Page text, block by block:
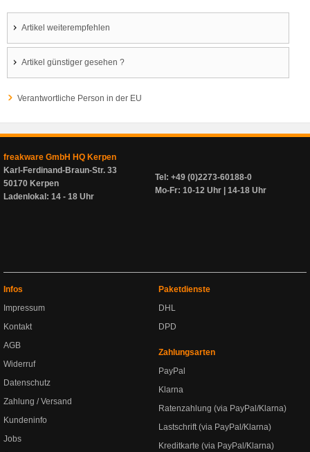
Artikel weiterempfehlen
Artikel günstiger gesehen ?
Verantwortliche Person in der EU
freakware GmbH HQ Kerpen
Karl-Ferdinand-Braun-Str. 33
50170 Kerpen
Ladenlokal: 14 - 18 Uhr
Tel: +49 (0)2273-60188-0
Mo-Fr: 10-12 Uhr | 14-18 Uhr
Infos
Impressum
Kontakt
AGB
Widerruf
Datenschutz
Zahlung / Versand
Kundeninfo
Jobs
Paketdienste
DHL
DPD
Zahlungsarten
PayPal
Klarna
Ratenzahlung (via PayPal/Klarna)
Lastschrift (via PayPal/Klarna)
Kreditkarte (via PayPal/Klarna)